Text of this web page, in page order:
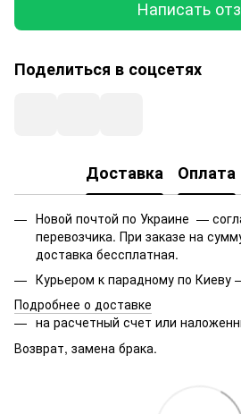
Написать
Поделиться в соцсетях
Доставка Оплата
Новой почтой по Украине —
перевозчика. При заказе на
доставка бессплатная.
Курьером к парадному по Киеву
Подробнее о доставке
на расчетный счет или
Возврат, замена брака.